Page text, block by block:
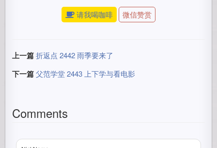
请我喝咖啡 微信赞赏
上一篇 折返点 2442 雨季要来了
下一篇 父范学堂 2443 上下学与看电影
Comments